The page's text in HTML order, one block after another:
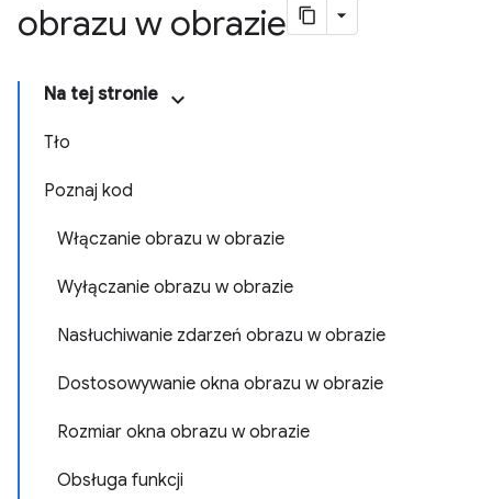
obrazu w obrazie
Na tej stronie
Tło
Poznaj kod
Włączanie obrazu w obrazie
Wyłączanie obrazu w obrazie
Nasłuchiwanie zdarzeń obrazu w obrazie
Dostosowywanie okna obrazu w obrazie
Rozmiar okna obrazu w obrazie
Obsługa funkcji